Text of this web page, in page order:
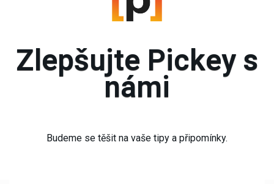
Zlepšujte Pickey s
námi
Budeme se těšit na vaše tipy a připomínky.